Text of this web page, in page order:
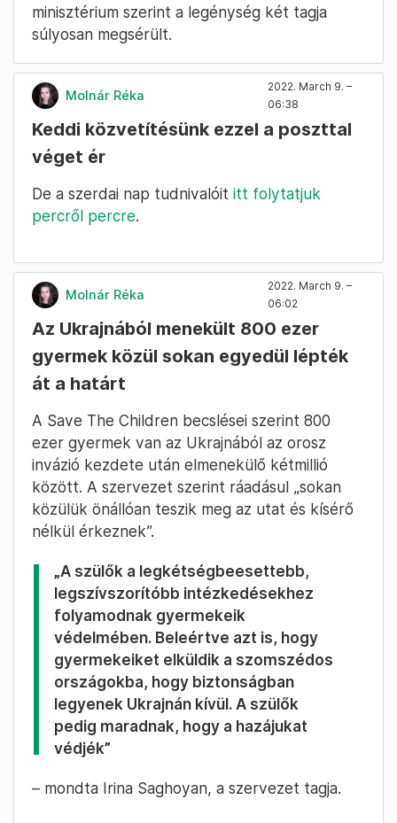
minisztérium szerint a legénység két tagja
súlyosan megsérült.
Molnár Réka
2022. March 9. –
06:38
Keddi közvetítésünk ezzel a poszttal
véget ér
De a szerdai nap tudnivalóit itt folytatjuk
percről percre.
Molnár Réka
2022. March 9. –
06:02
Az Ukrajnából menekült 800 ezer
gyermek közül sokan egyedül lépték
át a határt
A Save The Children becslései szerint 800
ezer gyermek van az Ukrajnából az orosz
invázió kezdete után elmenekülő kétmillió
között. A szervezet szerint ráadásul „sokan
közülük önállóan teszik meg az utat és kísérő
nélkül érkeznek”.
„A szülők a legkétségbeesettebb,
legszívszorítóbb intézkedésekhez
folyamodnak gyermekeik
védelmében. Beleértve azt is, hogy
gyermekeiket elküldik a szomszédos
országokba, hogy biztonságban
legyenek Ukrajnán kívül. A szülők
pedig maradnak, hogy a hazájukat
védjék”
– mondta Irina Saghoyan, a szervezet tagja.